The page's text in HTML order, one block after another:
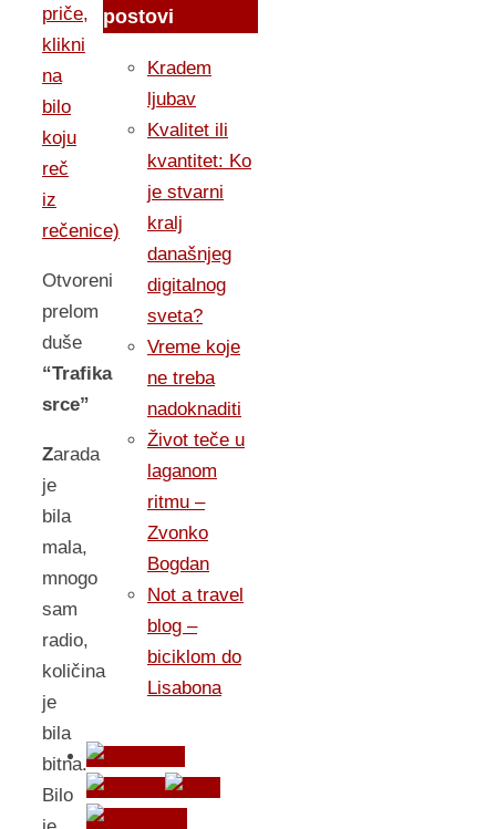
priče,
klikni
na
bilo
koju
reč
iz
rečenice)
Otvoreni
prelom
duše
“Trafika
srce”
Zarada
je
bila
mala,
mnogo
sam
radio,
količina
je
bila
bitna.
Bilo
postovi
Kradem
ljubav
Kvalitet ili
kvantitet: Ko
je stvarni
kralj
današnjeg
digitalnog
sveta?
Vreme koje
ne treba
nadoknaditi
Život teče u
laganom
ritmu –
Zvonko
Bogdan
Not a travel
blog –
biciklom do
Lisabona